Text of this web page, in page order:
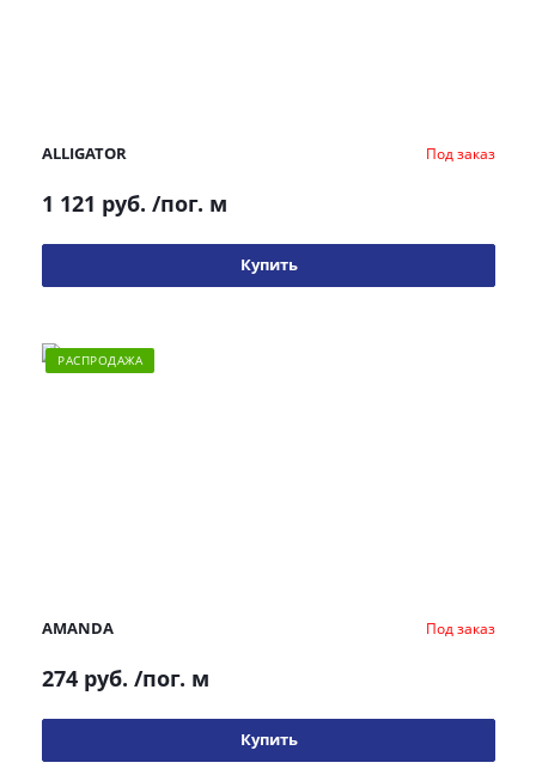
ALLIGATOR Под заказ
1 121 руб. /пог. м
Купить
РАСПРОДАЖА
AMANDA Под заказ
274 руб. /пог. м
Купить